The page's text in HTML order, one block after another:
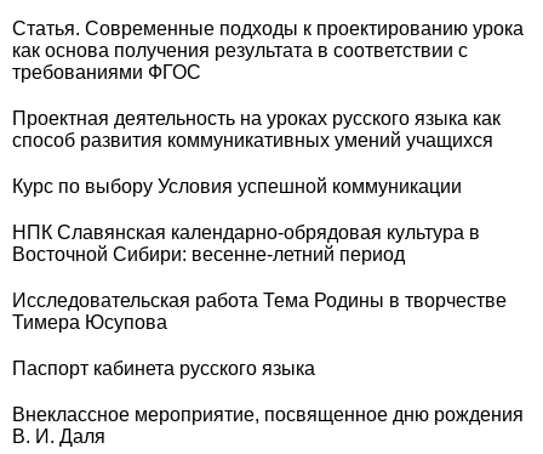
Статья. Современные подходы к проектированию урока
как основа получения результата в соответствии с
требованиями ФГОС
Проектная деятельность на уроках русского языка как
способ развития коммуникативных умений учащихся
Курс по выбору Условия успешной коммуникации
НПК Славянская календарно-обрядовая культура в
Восточной Сибири: весенне-летний период
Исследовательская работа Тема Родины в творчестве
Тимера Юсупова
Паспорт кабинета русского языка
Внеклассное мероприятие, посвященное дню рождения
В. И. Даля